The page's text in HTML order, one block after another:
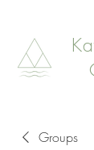
Groups